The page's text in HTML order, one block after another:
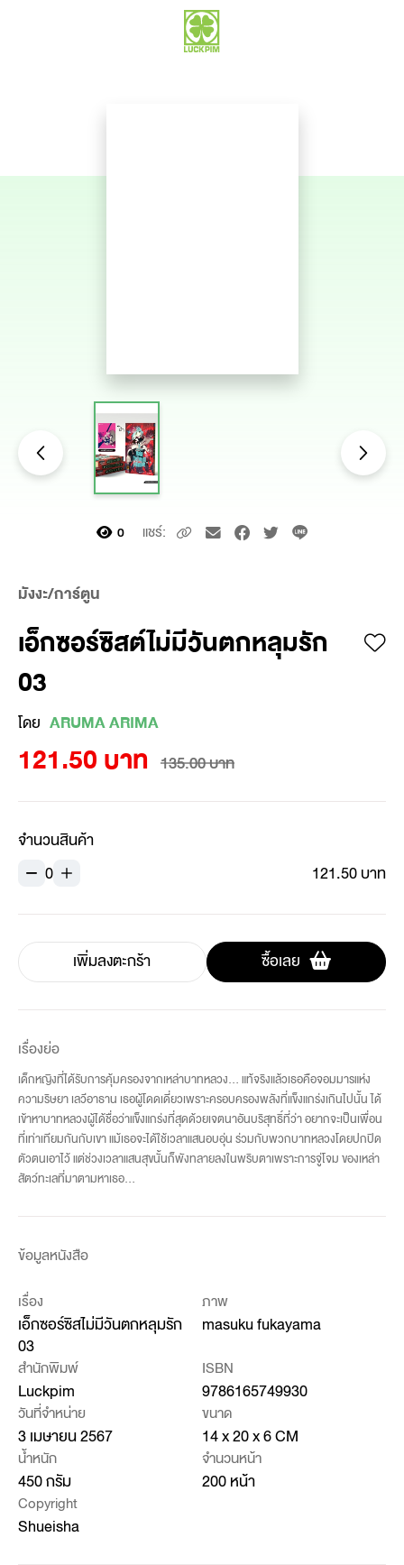
0 แชร์:
มังงะ/การ์ตูน
เอ็กซอร์ซิสต์ไม่มีวันตกหลุมรัก
03
โดย ARUMA ARIMA
121.50 บาท 135.00 บาท
จำนวนสินค้า
0
121.50 บาท
เพิ่มลงตะกร้า ซื้อเลย
เรื่องย่อ
เด็กหญิงที่ได้รับการคุ้มครองจากเหล่าบาทหลวง... แท้จริงแล้วเธอคือจอมมารแห่ง
ความริษยา เลวีอาธาน เธอผู้โดดเดี่ยวเพราะครอบครองพลังที่แข็งแกร่งเกินไปนั้น ได้
เข้าหาบาทหลวงผู้ได้ชื่อว่าแข็งแกร่งที่สุดด้วยเจตนาอันบริสุทธิ์ที่ว่า อยากจะเป็นเพื่อน
ที่เท่าเทียมกันกับเขา แม้เธอจะได้ใช้เวลาแสนอบอุ่น ร่วมกับพวกบาทหลวงโดยปกปิด
ตัวตนเอาไว้ แต่ช่วงเวลาแสนสุขนั้นก็พังทลายลงในพริบตาเพราะการจู่โจม ของเหล่า
สัตว์ทะเลที่มาตามหาเธอ...
ข้อมูลหนังสือ
เรื่อง
เอ็กซอร์ซิสไม่มีวันตกหลุมรัก
03
ภาพ
masuku fukayama
สำนักพิมพ์
Luckpim
ISBN
9786165749930
วันที่จำหน่าย
3 เมษายน 2567
ขนาด
14 x 20 x 6 CM
น้ำหนัก
450 กรัม
จำนวนหน้า
200 หน้า
Copyright
Shueisha